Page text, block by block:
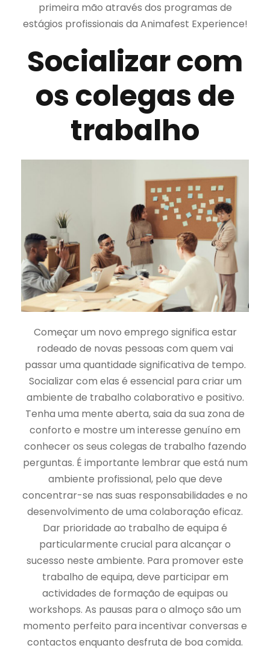
primeira mão através dos programas de
estágios profissionais da Animafest Experience!
Socializar com
os colegas de
trabalho
Começar um novo emprego significa estar
rodeado de novas pessoas com quem vai
passar uma quantidade significativa de tempo.
Socializar com elas é essencial para criar um
ambiente de trabalho colaborativo e positivo.
Tenha uma mente aberta, saia da sua zona de
conforto e mostre um interesse genuíno em
conhecer os seus colegas de trabalho fazendo
perguntas. É importante lembrar que está num
ambiente profissional, pelo que deve
concentrar-se nas suas responsabilidades e no
desenvolvimento de uma colaboração eficaz.
Dar prioridade ao trabalho de equipa é
particularmente crucial para alcançar o
sucesso neste ambiente. Para promover este
trabalho de equipa, deve participar em
actividades de formação de equipas ou
workshops. As pausas para o almoço são um
momento perfeito para incentivar conversas e
contactos enquanto desfruta de boa comida.